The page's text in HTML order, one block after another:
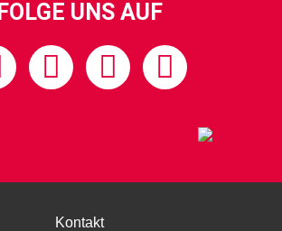
FOLGE UNS AUF
Kontakt